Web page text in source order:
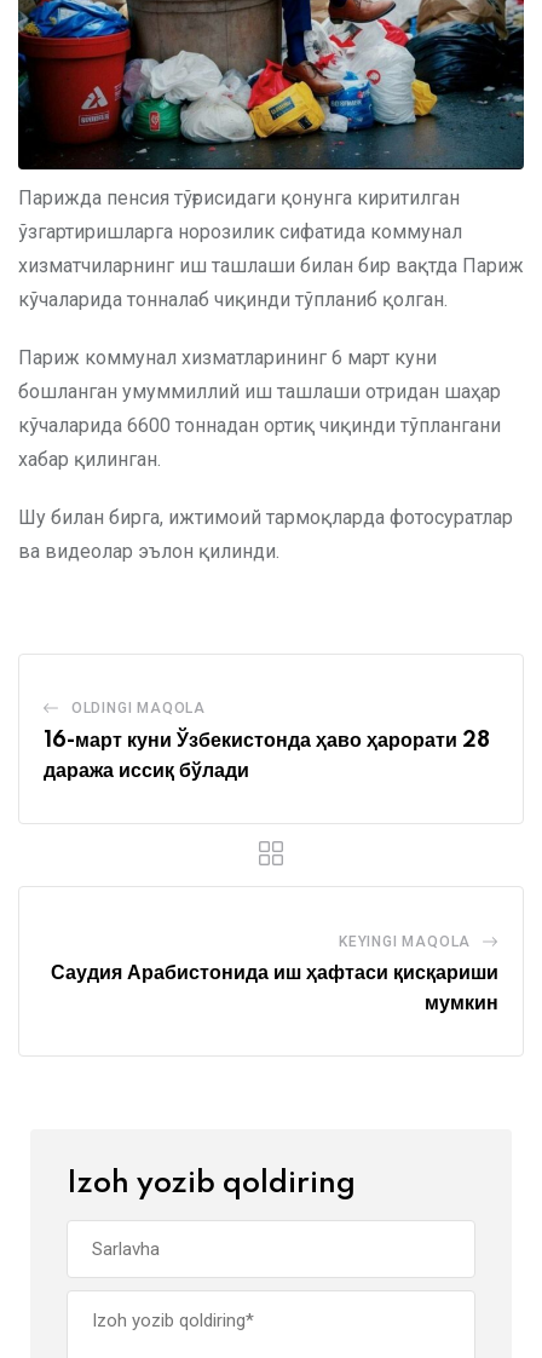
Парижда пенсия тўғрисидаги қонунга киритилган
ўзгартиришларга норозилик сифатида коммунал
хизматчиларнинг иш ташлаши билан бир вақтда Париж
кўчаларида тонналаб чиқинди тўпланиб қолган.
Париж коммунал хизматларининг 6 март куни
бошланган умуммиллий иш ташлаши отридан шаҳар
кўчаларида 6600 тоннадан ортиқ чиқинди тўплангани
хабар қилинган.
Шу билан бирга, ижтимоий тармоқларда фотосуратлар
ва видеолар эълон қилинди.
OLDINGI MAQOLA
16-март куни Ўзбекистонда ҳаво ҳарорати 28
даража иссиқ бўлади
KEYINGI MAQOLA
Саудия Арабистонида иш ҳафтаси қисқариши
мумкин
Izoh yozib qoldiring